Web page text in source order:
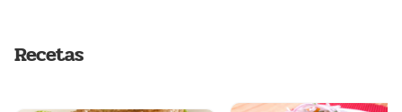
Recetas